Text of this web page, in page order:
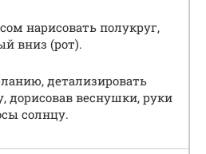
нарисовать полукруг,
вниз (рот).
детализировать
дорисовав веснушки, руки
солнцу.